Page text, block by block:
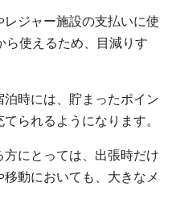
ジャー施設の支払いに使
ら使えるため、目減りす
時には、貯まったポイン
られるようになります。
にとっては、出張時だけ
動においても、大きなメ